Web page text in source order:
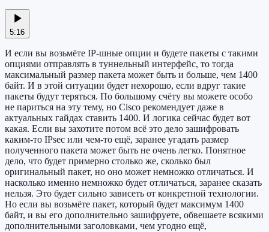
5:16
И если вы возьмёте IP-шные опции и будете пакеты с такими
опциями отправлять в туннельный интерфейс, то тогда
максимальный размер пакета может быть и больше, чем 1400
байт. И в этой ситуации будет нехорошо, если вдруг такие
пакеты будут теряться. По большому счёту вы можете особо
не париться на эту тему, но Cisco рекомендует даже в
актуальных гайдах ставить 1400. И логика сейчас будет вот
какая. Если вы захотите потом всё это дело зашифровать
каким-то IPsec или чем-то ещё, заранее угадать размер
полученного пакета может быть не очень легко. Понятное
дело, что будет примерно столько же, сколько был
оригинальный пакет, но оно может немножко отличаться. И
насколько именно немножко будет отличаться, заранее сказать
нельзя. Это будет сильно зависеть от конкретной технологии.
Но если вы возьмёте пакет, который будет максимум 1400
байт, и вы его дополнительно зашифруете, обвешаете всякими
дополнительными заголовками, чем угодно ещё,